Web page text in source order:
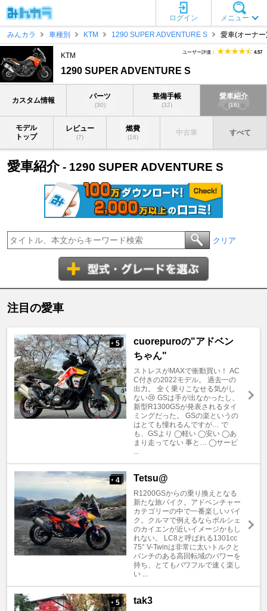
メニュー
ログイン
みんカラ
車種別 KTM 1290 SUPER ADVENTURE S 愛車(オーナー
KTM
1290 SUPER ADVENTURE S
ユーザー評価： 4.57
カスタム情報 パーツ
(30)
整備手帳
(32)
愛車紹介
(16)
モデル
トップ
レビュー
(7)
燃費
(16)
中古車 すべて
愛車紹介- 1290 SUPER ADVENTURE S
クリア
注目の愛車
+ 5
cuorepuroの"アドベン
ちゃん"
ストレスがMAXで衝動買い！ AC
C付きの2022モデル。 過去一の
出力。 全く乗りこなせる気がし
ない😢 GSは手が出なかったし、
新型R1300GSが発表されるタイ
ミングだった。 GSの楽というの
はとても憧れるんですが… で
も、GSより ◯軽い ◯安い ◯あ
まり走ってない 事と… ◯サービ
...
+ 4 Tetsu@
R1200GSからの乗り換えとなる
新たな旅バイク。アドベンチャー
カテゴリーの中で一番楽しいバイ
ク。クルマで例えるならポルシェ
のカイエンが近いイメージかもし
れない。 LC8と呼ばれる1301cc
75° V-Twinは非常に太いトルクと
パンチのある高回転域のパワーを
持ち、とてもパワフルで速く楽し
い ...
+ 5 tak3